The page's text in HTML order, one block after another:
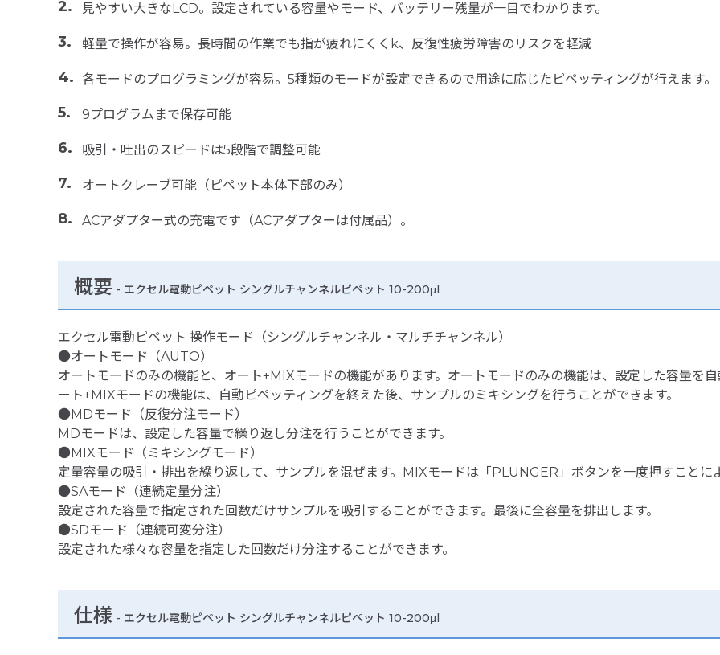
見やすい大きなLCD。設定されている容量やモード、バッテリー残量が一目でわかります。
軽量で操作が容易。長時間の作業でも指が疲れにくくk、反復性疲労障害のリスクを軽減
各モードのプログラミングが容易。5種類のモードが設定できるので用途に応じたピペッティングが行えます
9プログラムまで保存可能
吸引・吐出のスピードは5段階で調整可能
オートクレーブ可能（ピペット本体下部のみ）
ACアダプター式の充電です（ACアダプターは付属品）。
概要 - エクセル電動ピペット シングルチャンネルピペット 10-200μl
エクセル電動ピペット 操作モード（シングルチャンネル・マルチチャンネル）
●オートモード（AUTO）
オートモードのみの機能と、オート+MIXモードの機能があります。オートモードのみの機能は、設定した容量を
ート+MIXモードの機能は、自動ピペッティングを終えた後、サンプルのミキシングを行うことができます。
●MDモード（反復分注モード）
MDモードは、設定した容量で繰り返し分注を行うことができます。
●MIXモード（ミキシングモード）
定量容量の吸引・排出を繰り返して、サンプルを混ぜます。MIXモードは「PLUNGER」ボタンを一度押すことに
●SAモード（連続定量分注）
設定された容量で指定された回数だけサンプルを吸引することができます。最後に全容量を排出します。
●SDモード（連続可変分注）
設定された様々な容量を指定した回数だけ分注することができます。
仕様 - エクセル電動ピペット シングルチャンネルピペット 10-200μl